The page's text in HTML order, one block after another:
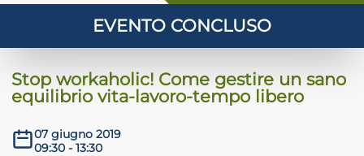
EVENTO CONCLUSO
Stop workaholic! Come gestire un sano
equilibrio vita-lavoro-tempo libero
07 giugno 2019
09:30 - 13:30